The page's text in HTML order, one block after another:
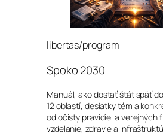
libertas/program
Spoko 2030
Manuál, ako dostať štát späť
12 oblastí, desiatky tém a
od očisty pravidiel a verejných
vzdelanie, zdravie a